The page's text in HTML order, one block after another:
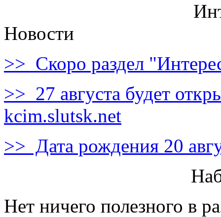
Новости
>> Скоро раздел
>> 27 августа будет
kcim.slutsk.net
>> Дата рождения 20
Нет ничего полезного в